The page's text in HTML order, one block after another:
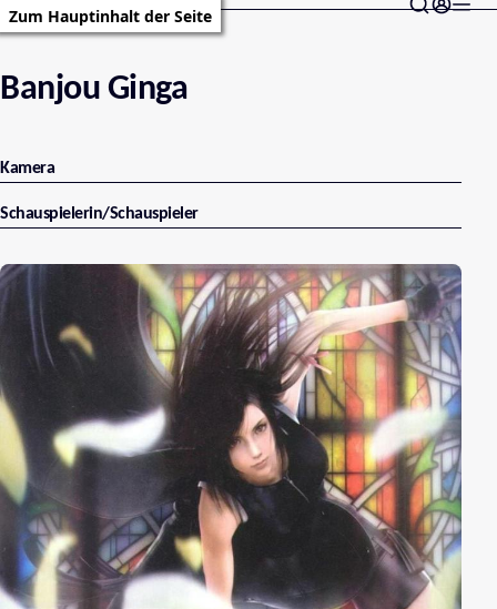
Zum Hauptinhalt der Seite
Banjou Ginga
Kamera
Schauspielerin/Schauspieler